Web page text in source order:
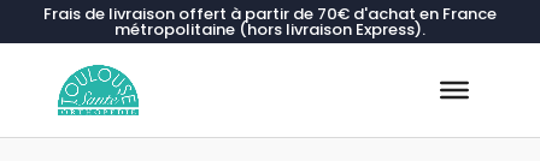
Frais de livraison offert à partir de 70€ d'achat en France
métropolitaine (hors livraison Express).